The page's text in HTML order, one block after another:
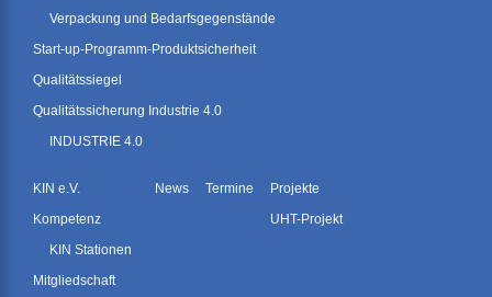
Verpackung und Bedarfsgegenstände
Start-up-Programm-Produktsicherheit
Qualitätssiegel
Qualitätssicherung Industrie 4.0
INDUSTRIE 4.0
KIN e.V.
Kompetenz
KIN Stationen
Mitgliedschaft
News Termine
Projekte
UHT-Projekt